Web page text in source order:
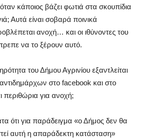
κάποιος βάζει φωτιά στα σκουπίδια
Αυτά είναι σοβαρά ποινικά
ανοχή… και οι ιθύνοντες του
να το ξέρουν αυτό.
του Δήμου Αγρινίου εξαντλείται
στο facebook και στο
περιθώρια για ανοχή;
ότι για παράδειγμα «ο Δήμος δεν θα
αυτή η απαράδεκτη κατάσταση»